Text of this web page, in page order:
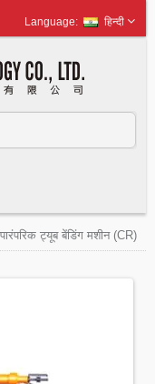
हिन्दी
पारंपरिक ट्यूब बेंडिंग मशीन (CR)